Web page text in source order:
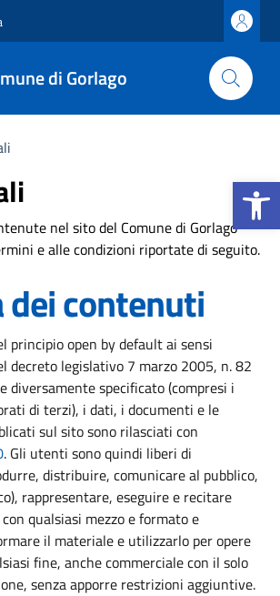
Apri la
di Gorlago
nel sito del Comune di Gorlago
e alle condizioni riportate di seguito.
dei contenuti
principio open by default ai sensi
decreto legislativo 7 marzo 2005, n. 82
diversamente specificato (compresi i
di terzi), i dati, i documenti e le
sul sito sono rilasciati con
. Gli utenti sono quindi liberi di
distribuire, comunicare al pubblico,
rappresentare, eseguire e recitare
qualsiasi mezzo e formato e
il materiale e utilizzarlo per opere
fine, anche commerciale con il solo
senza apporre restrizioni aggiuntive.